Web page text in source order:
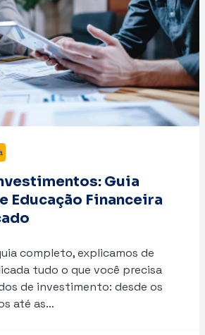
Guia
Educação Financeira
completo, explicamos de
tudo o que você precisa
de investimento: desde os
até as…